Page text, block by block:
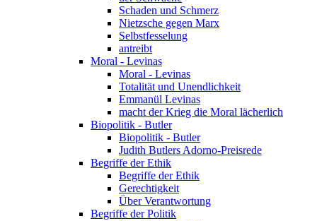
Schaden und Schmerz
Nietzsche gegen Marx
Selbstfesselung
antreibt
Moral - Levinas
Moral - Levinas
Totalität und Unendlichkeit
Emmanül Levinas
macht der Krieg die Moral lächerlich
Biopolitik - Butler
Biopolitik - Butler
Judith Butlers Adorno-Preisrede
Begriffe der Ethik
Begriffe der Ethik
Gerechtigkeit
Über Verantwortung
Begriffe der Politik